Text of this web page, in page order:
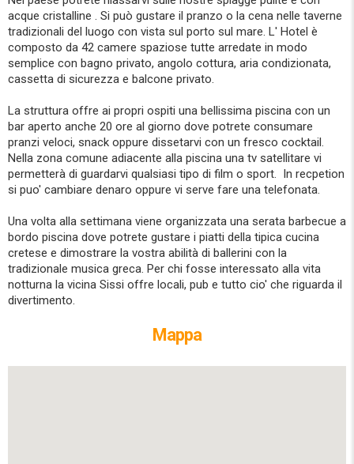
acque cristalline . Si può gustare il pranzo o la cena nelle taverne
tradizionali del luogo con vista sul porto sul mare. L' Hotel è
composto da 42 camere spaziose tutte arredate in modo
semplice con bagno privato, angolo cottura, aria condizionata,
cassetta di sicurezza e balcone privato.
La struttura offre ai propri ospiti una bellissima piscina con un
bar aperto anche 20 ore al giorno dove potrete consumare
pranzi veloci, snack oppure dissetarvi con un fresco cocktail.
Nella zona comune adiacente alla piscina una tv satellitare vi
permetterà di guardarvi qualsiasi tipo di film o sport. In recpetion
si puo' cambiare denaro oppure vi serve fare una telefonata.
Una volta alla settimana viene organizzata una serata barbecue a
bordo piscina dove potrete gustare i piatti della tipica cucina
cretese e dimostrare la vostra abilità di ballerini con la
tradizionale musica greca. Per chi fosse interessato alla vita
notturna la vicina Sissi offre locali, pub e tutto cio' che riguarda il
divertimento.
Mappa